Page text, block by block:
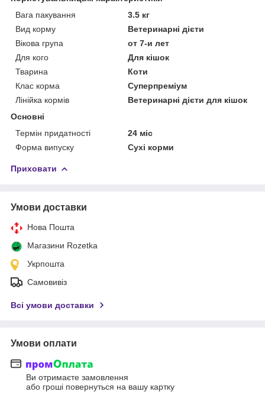
Вага пакування
3.5 кг
Вид корму
Ветеринарні дієти
Вікова група
от 7-и лет
Для кого
Для кішок
Тварина
Коти
Клас корма
Суперпреміум
Лінійка кормів
Ветеринарні дієти для кішок
Основні
Термін придатності
24 міс
Форма випуску
Сухі корми
Приховати
Умови доставки
Нова Пошта
Магазини Rozetka
Укрпошта
Самовивіз
Всі умови доставки
Умови оплати
Ви отримаєте замовлення
або гроші повернуться на вашу картку